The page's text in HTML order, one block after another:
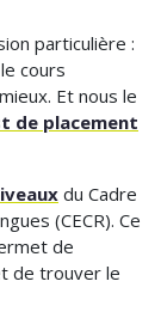
particulière :
cours
Et nous le
de placement
du Cadre
(CECR). Ce
de
de trouver le